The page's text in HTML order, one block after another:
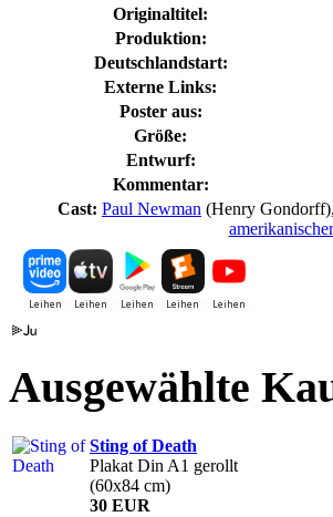
Originaltitel:
Produktion:
Deutschlandstart:
Externe Links:
Poster aus:
Größe:
Entwurf:
Kommentar:
Cast: Paul Newman (Henry Gondorff),
Ausgewählte
Sting of Death
Plakat Din A1 gerollt
(60x84 cm)
30 EUR